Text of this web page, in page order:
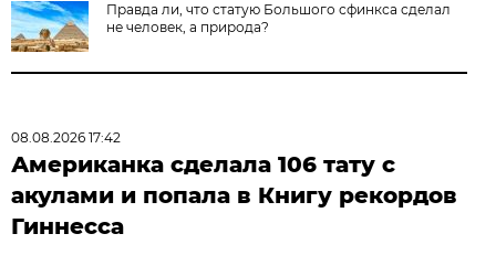
Правда ли, что статую Большого сфинкса сделал
не человек, а природа?
08.08.2026 17:42
Американка сделала 106 тату с
акулами и попала в Книгу рекордов
Гиннесса